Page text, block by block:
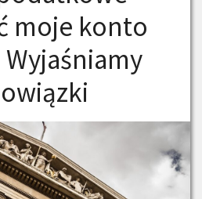
moje konto